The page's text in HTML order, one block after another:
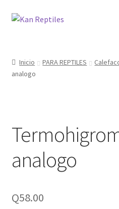
Ir
Ir
Tienda
Inicio PARA REPTILES
analogo
analogo
Q58.00